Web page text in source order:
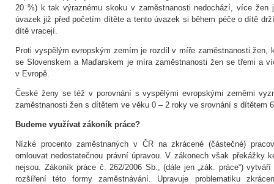
20 %) k tak výraznému skoku v zaměstnanosti nedochází, více žen
úvazek již před početím dítěte a tento úvazek si během péče o dítě
dítě vracejí.
Proti vyspělým evropským zemím je rozdíl v míře zaměstnanosti žen,
se Slovenskem a Maďarskem je míra zaměstnanosti žen se třemi a
v Evropě.
České ženy se též v porovnání s vyspělými evropskými zeměmi
zaměstnanosti žen s dítětem ve věku 0 – 2 roky ve srovnání s dítětem
Budeme využívat zákoník práce?
Nízké procento zaměstnaných v ČR na zkrácené (částečné)
omlouvat nedostatečnou právní úpravou. V zákonech však překážky
nejsou. Zákoník práce č. 262/2006 Sb., (dále jen „zák. práce“)
rozšíření této formy zaměstnávání. Upravuje problematiku